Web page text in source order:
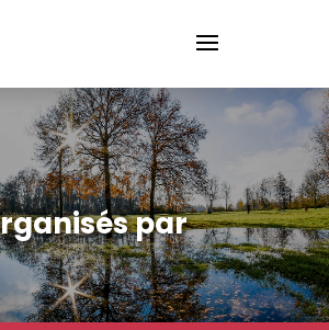
par